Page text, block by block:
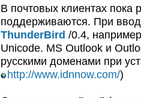
В почтовых клиентах пока
поддерживаются. При
ThunderBird /0.4,
Unicode. MS Outlook и
русскими доменами при
http://www.idnnow.com/)